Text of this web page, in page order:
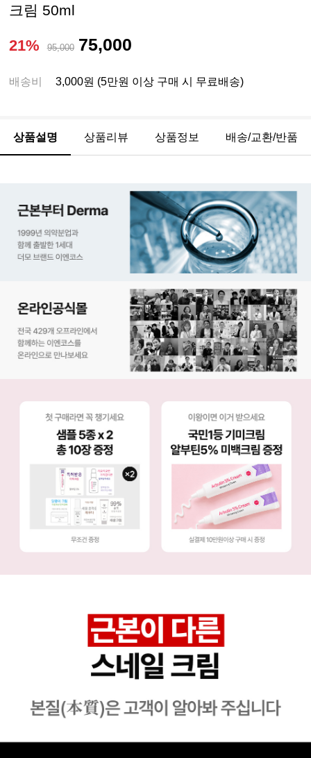
크림 50ml
21% 95,000 75,000
배송비 3,000원 (5만원 이상 구매 시 무료배송)
상품설명 상품리뷰 상품정보 배송/교환/반품